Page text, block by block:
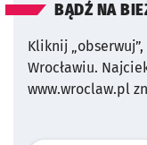
BĄDŹ NA
Kliknij
Wrocławiu.
www.wroclaw.pl